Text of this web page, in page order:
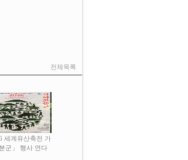
전체목록
세계유산축전 가
군」 행사 연다